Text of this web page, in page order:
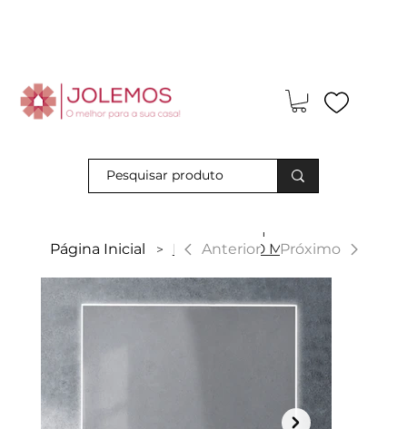
Página Inicial > Espelho LED Marte
Anterior Próximo